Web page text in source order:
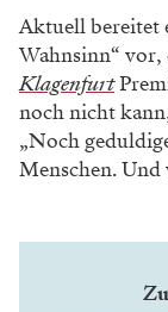
Aktuell bereitet
Wahnsinn“
Klagenfurt
noch nicht
„Noch
Menschen. Und